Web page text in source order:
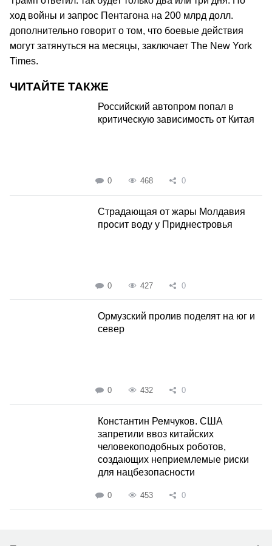
ход войны и запрос Пентагона на 200 млрд долл.
дополнительно говорит о том, что боевые действия
могут затянуться на месяцы, заключает The New York
Times.
ЧИТАЙТЕ ТАКЖЕ
Российский автопром попал в
критическую зависимость от Китая
0 468 0
Страдающая от жары Молдавия
просит воду у Приднестровья
0 427 0
Ормузский пролив поделят на юг и
север
0 432 0
Константин Ремчуков. США
запретили ввоз китайских
человекоподобных роботов,
создающих неприемлемые риски
для нацбезопасности
0 453 0